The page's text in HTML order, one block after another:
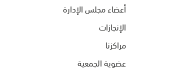
أعضاء مجلس الإدارة
الإنجازات
مراكزنا
عضوية الجمعية